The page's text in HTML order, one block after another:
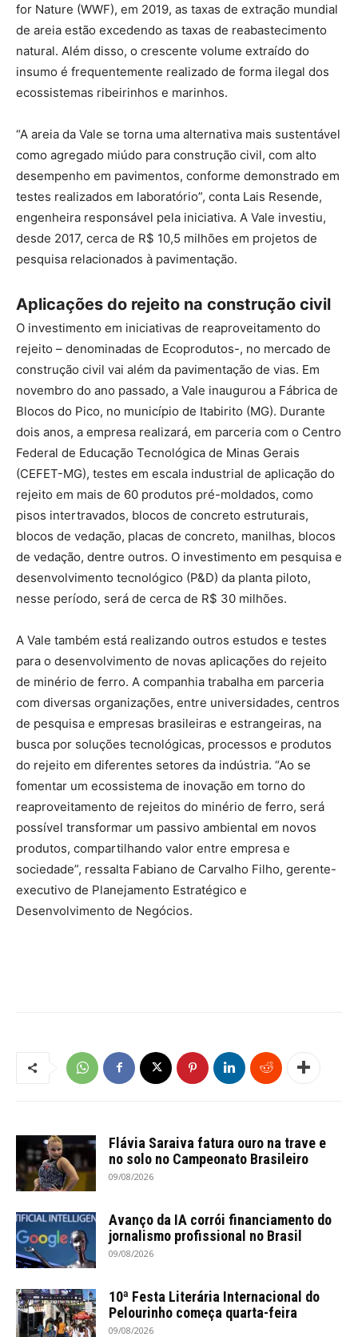
for Nature (WWF), em 2019, as taxas de extração mundial
de areia estão excedendo as taxas de reabastecimento
natural. Além disso, o crescente volume extraído do
insumo é frequentemente realizado de forma ilegal dos
ecossistemas ribeirinhos e marinhos.
“A areia da Vale se torna uma alternativa mais sustentável
como agregado miúdo para construção civil, com alto
desempenho em pavimentos, conforme demonstrado em
testes realizados em laboratório”, conta Lais Resende,
engenheira responsável pela iniciativa. A Vale investiu,
desde 2017, cerca de R$ 10,5 milhões em projetos de
pesquisa relacionados à pavimentação.
Aplicações do rejeito na construção civil
O investimento em iniciativas de reaproveitamento do
rejeito – denominadas de Ecoprodutos-, no mercado de
construção civil vai além da pavimentação de vias. Em
novembro do ano passado, a Vale inaugurou a Fábrica de
Blocos do Pico, no município de Itabirito (MG). Durante
dois anos, a empresa realizará, em parceria com o Centro
Federal de Educação Tecnológica de Minas Gerais
(CEFET-MG), testes em escala industrial de aplicação do
rejeito em mais de 60 produtos pré-moldados, como
pisos intertravados, blocos de concreto estruturais,
blocos de vedação, placas de concreto, manilhas, blocos
de vedação, dentre outros. O investimento em pesquisa e
desenvolvimento tecnológico (P&D) da planta piloto,
nesse período, será de cerca de R$ 30 milhões.
A Vale também está realizando outros estudos e testes
para o desenvolvimento de novas aplicações do rejeito
de minério de ferro. A companhia trabalha em parceria
com diversas organizações, entre universidades, centros
de pesquisa e empresas brasileiras e estrangeiras, na
busca por soluções tecnológicas, processos e produtos
do rejeito em diferentes setores da indústria. “Ao se
fomentar um ecossistema de inovação em torno do
reaproveitamento de rejeitos do minério de ferro, será
possível transformar um passivo ambiental em novos
produtos, compartilhando valor entre empresa e
sociedade”, ressalta Fabiano de Carvalho Filho, gerente-
executivo de Planejamento Estratégico e
Desenvolvimento de Negócios.
Flávia Saraiva fatura ouro na trave e
no solo no Campeonato Brasileiro
09/08/2026
Avanço da IA corrói financiamento do
jornalismo profissional no Brasil
09/08/2026
10ª Festa Literária Internacional do
Pelourinho começa quarta-feira
09/08/2026